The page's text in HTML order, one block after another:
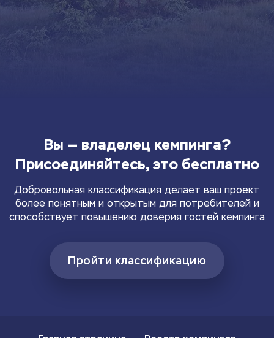
Вы — владелец кемпинга?
Присоединяйтесь, это бесплатно
Добровольная классификация делает ваш проект
более понятным и открытым для потребителей и
способствует повышению доверия гостей кемпинга
Пройти классификацию